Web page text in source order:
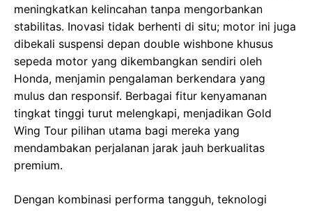
meningkatkan kelincahan tanpa mengorbankan
stabilitas. Inovasi tidak berhenti di situ; motor ini juga
dibekali suspensi depan double wishbone khusus
sepeda motor yang dikembangkan sendiri oleh
Honda, menjamin pengalaman berkendara yang
mulus dan responsif. Berbagai fitur kenyamanan
tingkat tinggi turut melengkapi, menjadikan Gold
Wing Tour pilihan utama bagi mereka yang
mendambakan perjalanan jarak jauh berkualitas
premium.
Dengan kombinasi performa tangguh, teknologi